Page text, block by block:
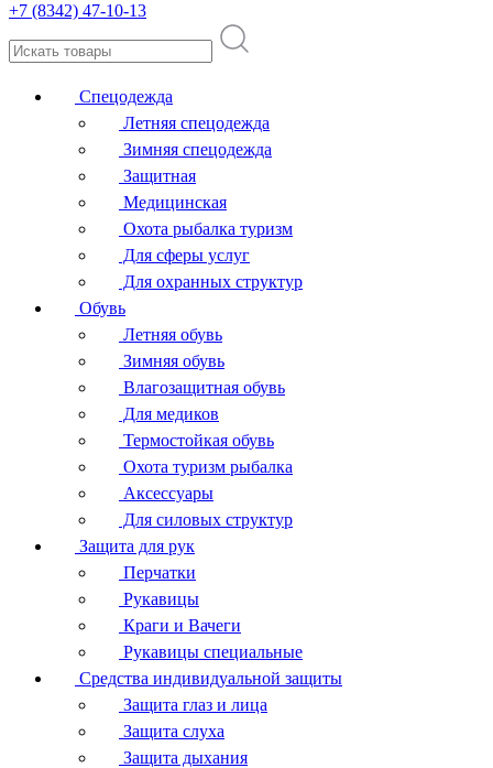
+7 (8342) 47-10-13
Спецодежда
Летняя спецодежда
Зимняя спецодежда
Защитная
Медицинская
Охота рыбалка туризм
Для сферы услуг
Для охранных структур
Обувь
Летняя обувь
Зимняя обувь
Влагозащитная обувь
Для медиков
Термостойкая обувь
Охота туризм рыбалка
Аксессуары
Для силовых структур
Защита для рук
Перчатки
Рукавицы
Краги и Вачеги
Рукавицы специальные
Средства индивидуальной защиты
Защита глаз и лица
Защита слуха
Защита дыхания